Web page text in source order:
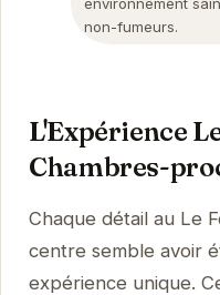
non-fumeurs.
L'Expérience
Chambres-
Chaque détail au Le
centre semble avoir
expérience unique.